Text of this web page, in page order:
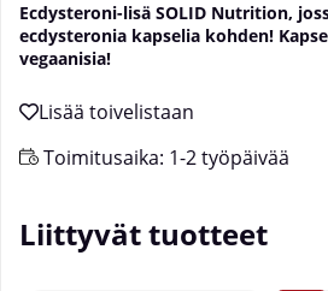
Ecdysteroni-lisä SOLID Nutrition,
ecdysteronia kapselia kohden!
vegaanisia!
Toimitusaika: 1-2 työpäivää
Liittyvät tuotteet